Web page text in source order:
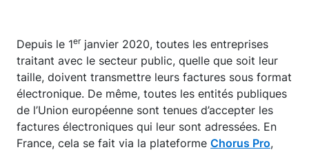
Depuis le 1erjanvier 2020, toutes les entreprises
traitant avec le secteur public, quelle que soit leur
taille, doivent transmettre leurs factures sous format
électronique. De même, toutes les entités publiques
de l’Union européenne sont tenues d’accepter les
factures électroniques qui leur sont adressées. En
France, cela se fait via la plateforme Chorus Pro,